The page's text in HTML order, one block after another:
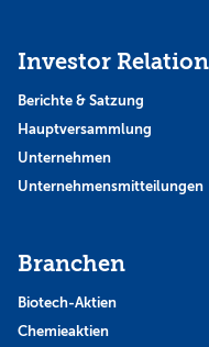
Investor
Berichte & Satzung
Hauptversammlung
Unternehmen
Unternehmensmitteilungen
Branchen
Biotech-Aktien
Chemieaktien